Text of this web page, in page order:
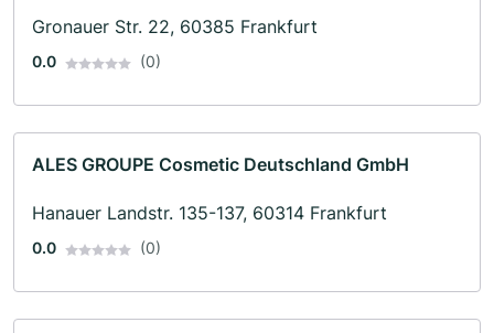
Gronauer Str. 22, 60385 Frankfurt
0.0 (0)
ALES GROUPE Cosmetic Deutschland GmbH
Hanauer Landstr. 135-137, 60314 Frankfurt
0.0 (0)